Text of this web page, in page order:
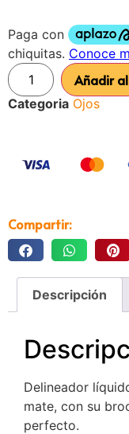
Añadir
Categoria Ojos
Compartir:
Descripción
Delineador
mate, con su
perfecto.